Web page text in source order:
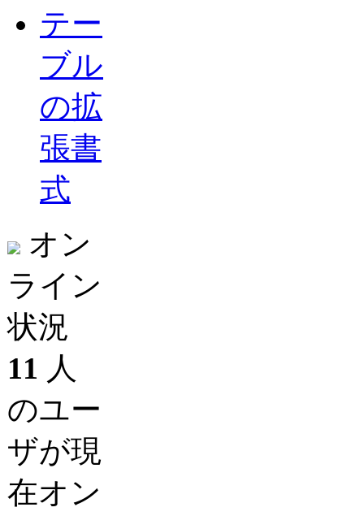
テー
ブル
の拡
張書
式
オン
ライン
状況
11 人
のユー
ザが現
在オン